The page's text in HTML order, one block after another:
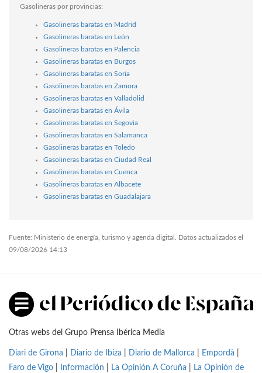
Gasolineras por provincias:
Gasolineras baratas en Madrid
Gasolineras baratas en León
Gasolineras baratas en Palencia
Gasolineras baratas en Burgos
Gasolineras baratas en Soria
Gasolineras baratas en Zamora
Gasolineras baratas en Valladolid
Gasolineras baratas en Ávila
Gasolineras baratas en Segovia
Gasolineras baratas en Salamanca
Gasolineras baratas en Toledo
Gasolineras baratas en Ciudad Real
Gasolineras baratas en Cuenca
Gasolineras baratas en Albacete
Gasolineras baratas en Guadalajara
Fuente: Ministerio de energía, turismo y agenda digital. Datos actualizados el
09/08/2026 14:13
Otras webs del Grupo Prensa Ibérica Media
Diari de Girona Diario de Ibiza Diario de Mallorca Empordà
Faro de Vigo
Información La Opinión A Coruña La Opinión de